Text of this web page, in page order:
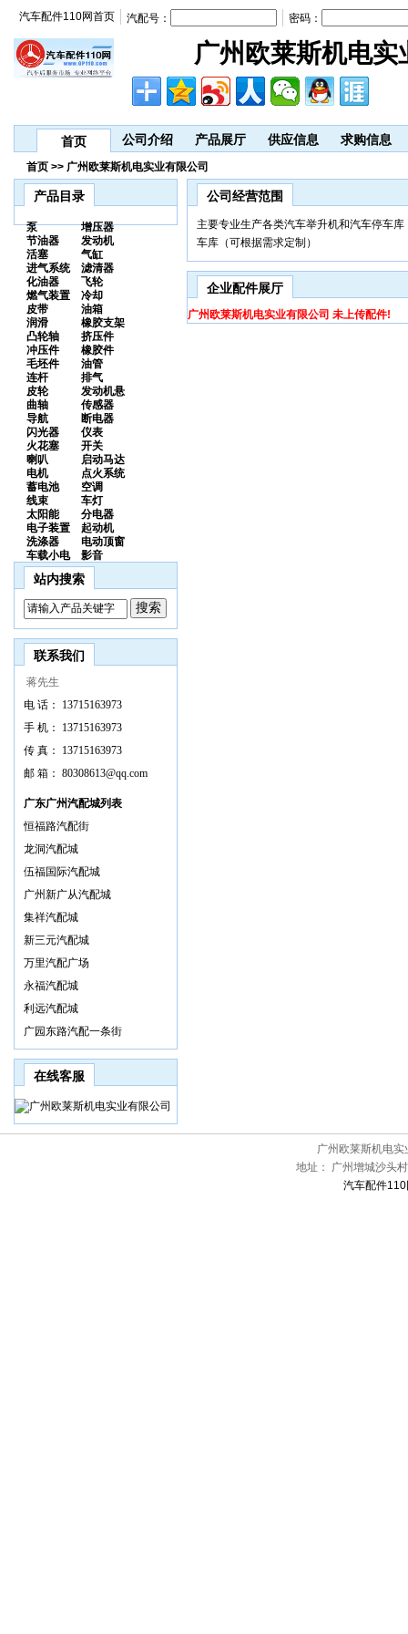
广州欧莱斯机电实
汽车配件110网首页 汽配号： 密码：
首页 公司介绍 产品展厅 供应信息 求购信息
首页 >> 广州欧莱斯机电实业有限公司
产品目录
泵
增压器
节油器
发动机
活塞
气缸
进气系统
滤清器
化油器
飞轮
燃气装置
冷却
皮带
油箱
润滑
橡胶支架
凸轮轴
挤压件
冲压件
橡胶件
毛坯件
油管
连杆
排气
皮轮
发动机悬
曲轴
传感器
导航
断电器
闪光器
仪表
火花塞
开关
喇叭
启动马达
电机
点火系统
蓄电池
空调
线束
车灯
太阳能
分电器
电子装置
起动机
洗涤器
电动顶窗
车载小电
影音
站内搜索
联系我们
蒋先生
电 话：
13715163973
手 机：
13715163973
传 真：
13715163973
邮 箱： 80308613@qq.com
广东广州汽配城列表
恒福路汽配街
龙洞汽配城
伍福国际汽配城
广州新广从汽配城
集祥汽配城
新三元汽配城
万里汽配广场
永福汽配城
利远汽配城
广园东路汽配一条街
在线客服
公司经营范围
主要专业生产各类汽车举升机和汽车停车
车库（可根据需求定制）
企业配件展厅
广州欧莱斯机电实业有限公司 未上传配件!
广州欧莱斯机电实
地址：
广州增城沙头
汽车配件